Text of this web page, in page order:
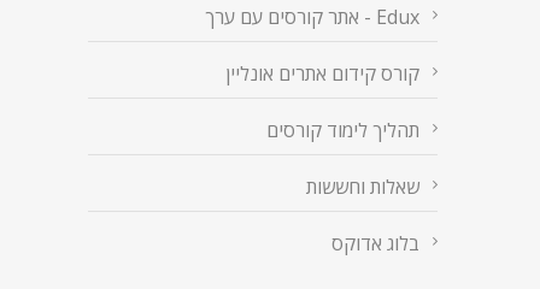
Edux - אתר קורסים עם ערך
קורס קידום אתרים אונליין
תהליך לימוד קורסים
שאלות וחששות
בלוג אדוקס